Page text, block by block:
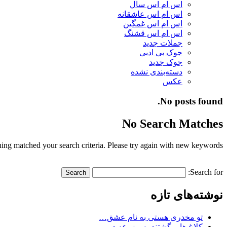
اس ام اس سال
اس ام اس عاشقانه
اس ام اس غمگین
اس ام اس قشنگ
جملات جدید
جوک بی ادبی
جوک جدید
دسته‌بندی نشده
عکس
No posts found.
No Search Matches
matched your search criteria. Please try again with new keywords.
Search for:
نوشته‌های تازه
تو مخدری هستی به نام عشق…